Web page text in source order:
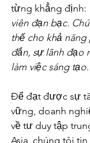
từng khẳng định:
viên đạn bạc.
thế cho khả
đắn, sự lãnh đạo
làm việc sáng
Để đạt được sự
vững, doanh
về tư duy tập
Asia, chúng tôi